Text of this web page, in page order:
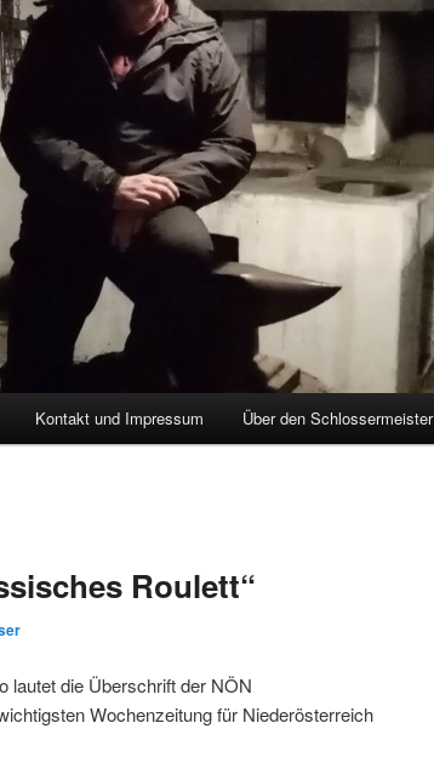
Kontakt und Impressum Über den Schlossermeister
Roulett“
lautet die Überschrift der NÖN
Wochenzeitung für Niederösterreich